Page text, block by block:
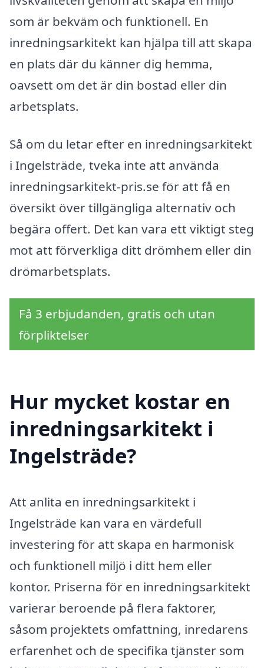
som är bekväm och funktionell. En
inredningsarkitekt kan hjälpa till att skapa
en plats där du känner dig hemma,
oavsett om det är din bostad eller din
arbetsplats.
Så om du letar efter en inredningsarkitekt
i Ingelsträde, tveka inte att använda
inredningsarkitekt-pris.se för att få en
översikt över tillgängliga alternativ och
begära offert. Det kan vara ett viktigt steg
mot att förverkliga ditt drömhem eller din
drömarbetsplats.
Få 3 erbjudanden, gratis och utan
förpliktelser
Hur mycket kostar en
inredningsarkitekt i
Ingelsträde?
Att anlita en inredningsarkitekt i
Ingelsträde kan vara en värdefull
investering för att skapa en harmonisk
och funktionell miljö i ditt hem eller
kontor. Priserna för en inredningsarkitekt
varierar beroende på flera faktorer,
såsom projektets omfattning, inredarens
erfarenhet och de specifika tjänster som